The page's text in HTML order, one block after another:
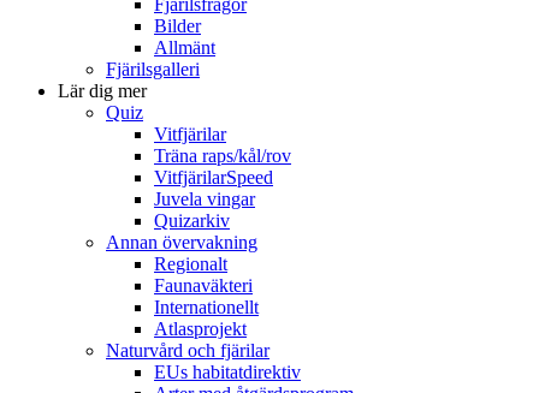
Bilder
Allmänt
Fjärilsgalleri
Lär dig mer
Quiz
Vitfjärilar
Träna raps/kål/rov
VitfjärilarSpeed
Juvela vingar
Quizarkiv
Annan övervakning
Regionalt
Faunaväkteri
Internationellt
Atlasprojekt
Naturvård och fjärilar
EUs habitatdirektiv